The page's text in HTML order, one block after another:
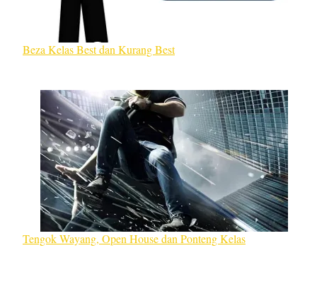
Beza Kelas Best dan Kurang Best
Tengok Wayang, Open House dan Ponteng Kelas